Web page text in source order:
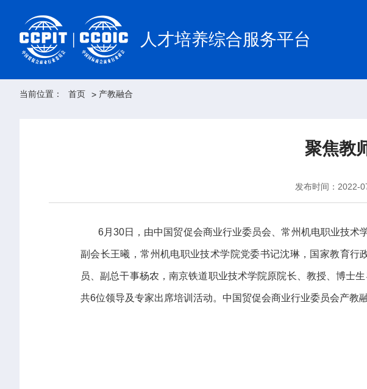
人才培养综合服务平台
当前位置： 首页 > 产教融合
聚焦教
发布时间：2022-
6月30日，由中国贸促会商业行业委员会、常州机电职业技术
副会长王曦，常州机电职业技术学院党委书记沈琳，国家教育
员、副总干事杨农，南京铁道职业技术学院原院长、教授、博士
共6位领导及专家出席培训活动。中国贸促会商业行业委员会产教